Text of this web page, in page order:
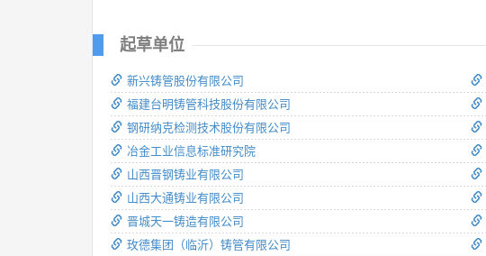
起草单位
新兴铸管股份有限公司
福建台明铸管科技股份有限公司
钢研纳克检测技术股份有限公司
冶金工业信息标准研究院
山西晋钢铸业有限公司
山西大通铸业有限公司
晋城天一铸造有限公司
玫德集团（临沂）铸管有限公司